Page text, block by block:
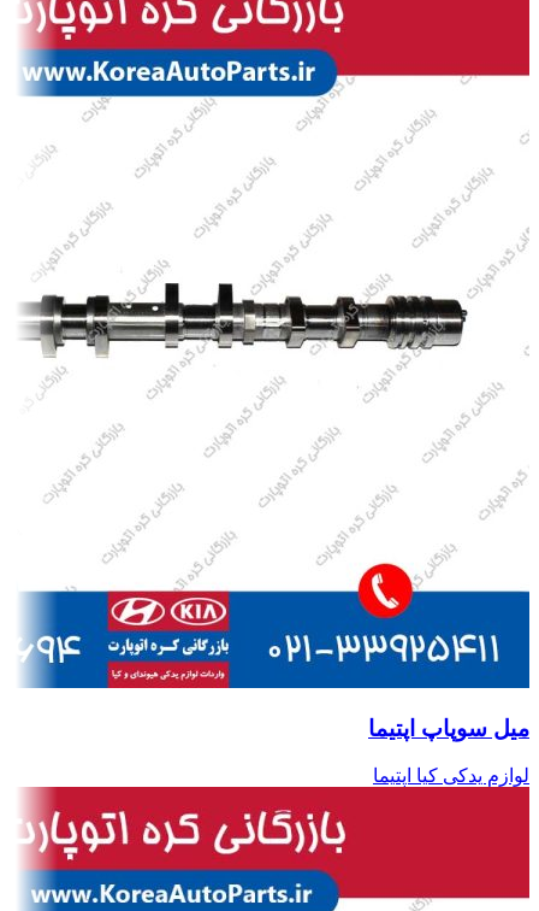
میل سوپاپ اپتیما
لوازم یدکی کیا اپتیما